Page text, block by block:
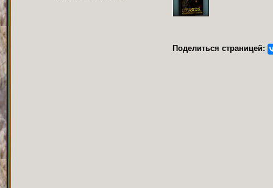
Поделиться страницей: